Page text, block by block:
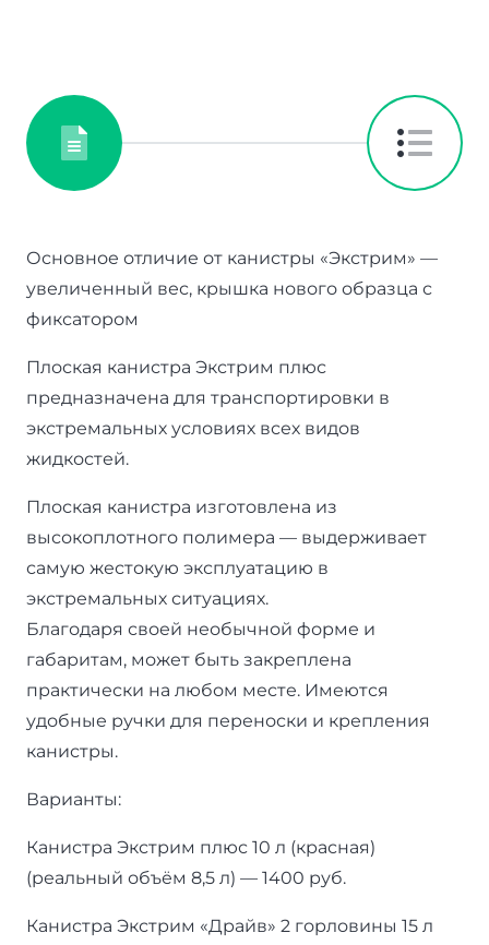
Основное отличие от канистры «Экстрим» —
увеличенный вес, крышка нового образца с
фиксатором
Плоская канистра Экстрим плюс
предназначена для транспортировки в
экстремальных условиях всех видов
жидкостей.
Плоская канистра изготовлена из
высокоплотного полимера — выдерживает
самую жестокую эксплуатацию в
экстремальных ситуациях.
Благодаря своей необычной форме и
габаритам, может быть закреплена
практически на любом месте. Имеются
удобные ручки для переноски и крепления
канистры.
Варианты:
Канистра Экстрим плюс 10 л (красная)
(реальный объём 8,5 л) — 1400 руб.
Канистра Экстрим «Драйв» 2 горловины 15 л